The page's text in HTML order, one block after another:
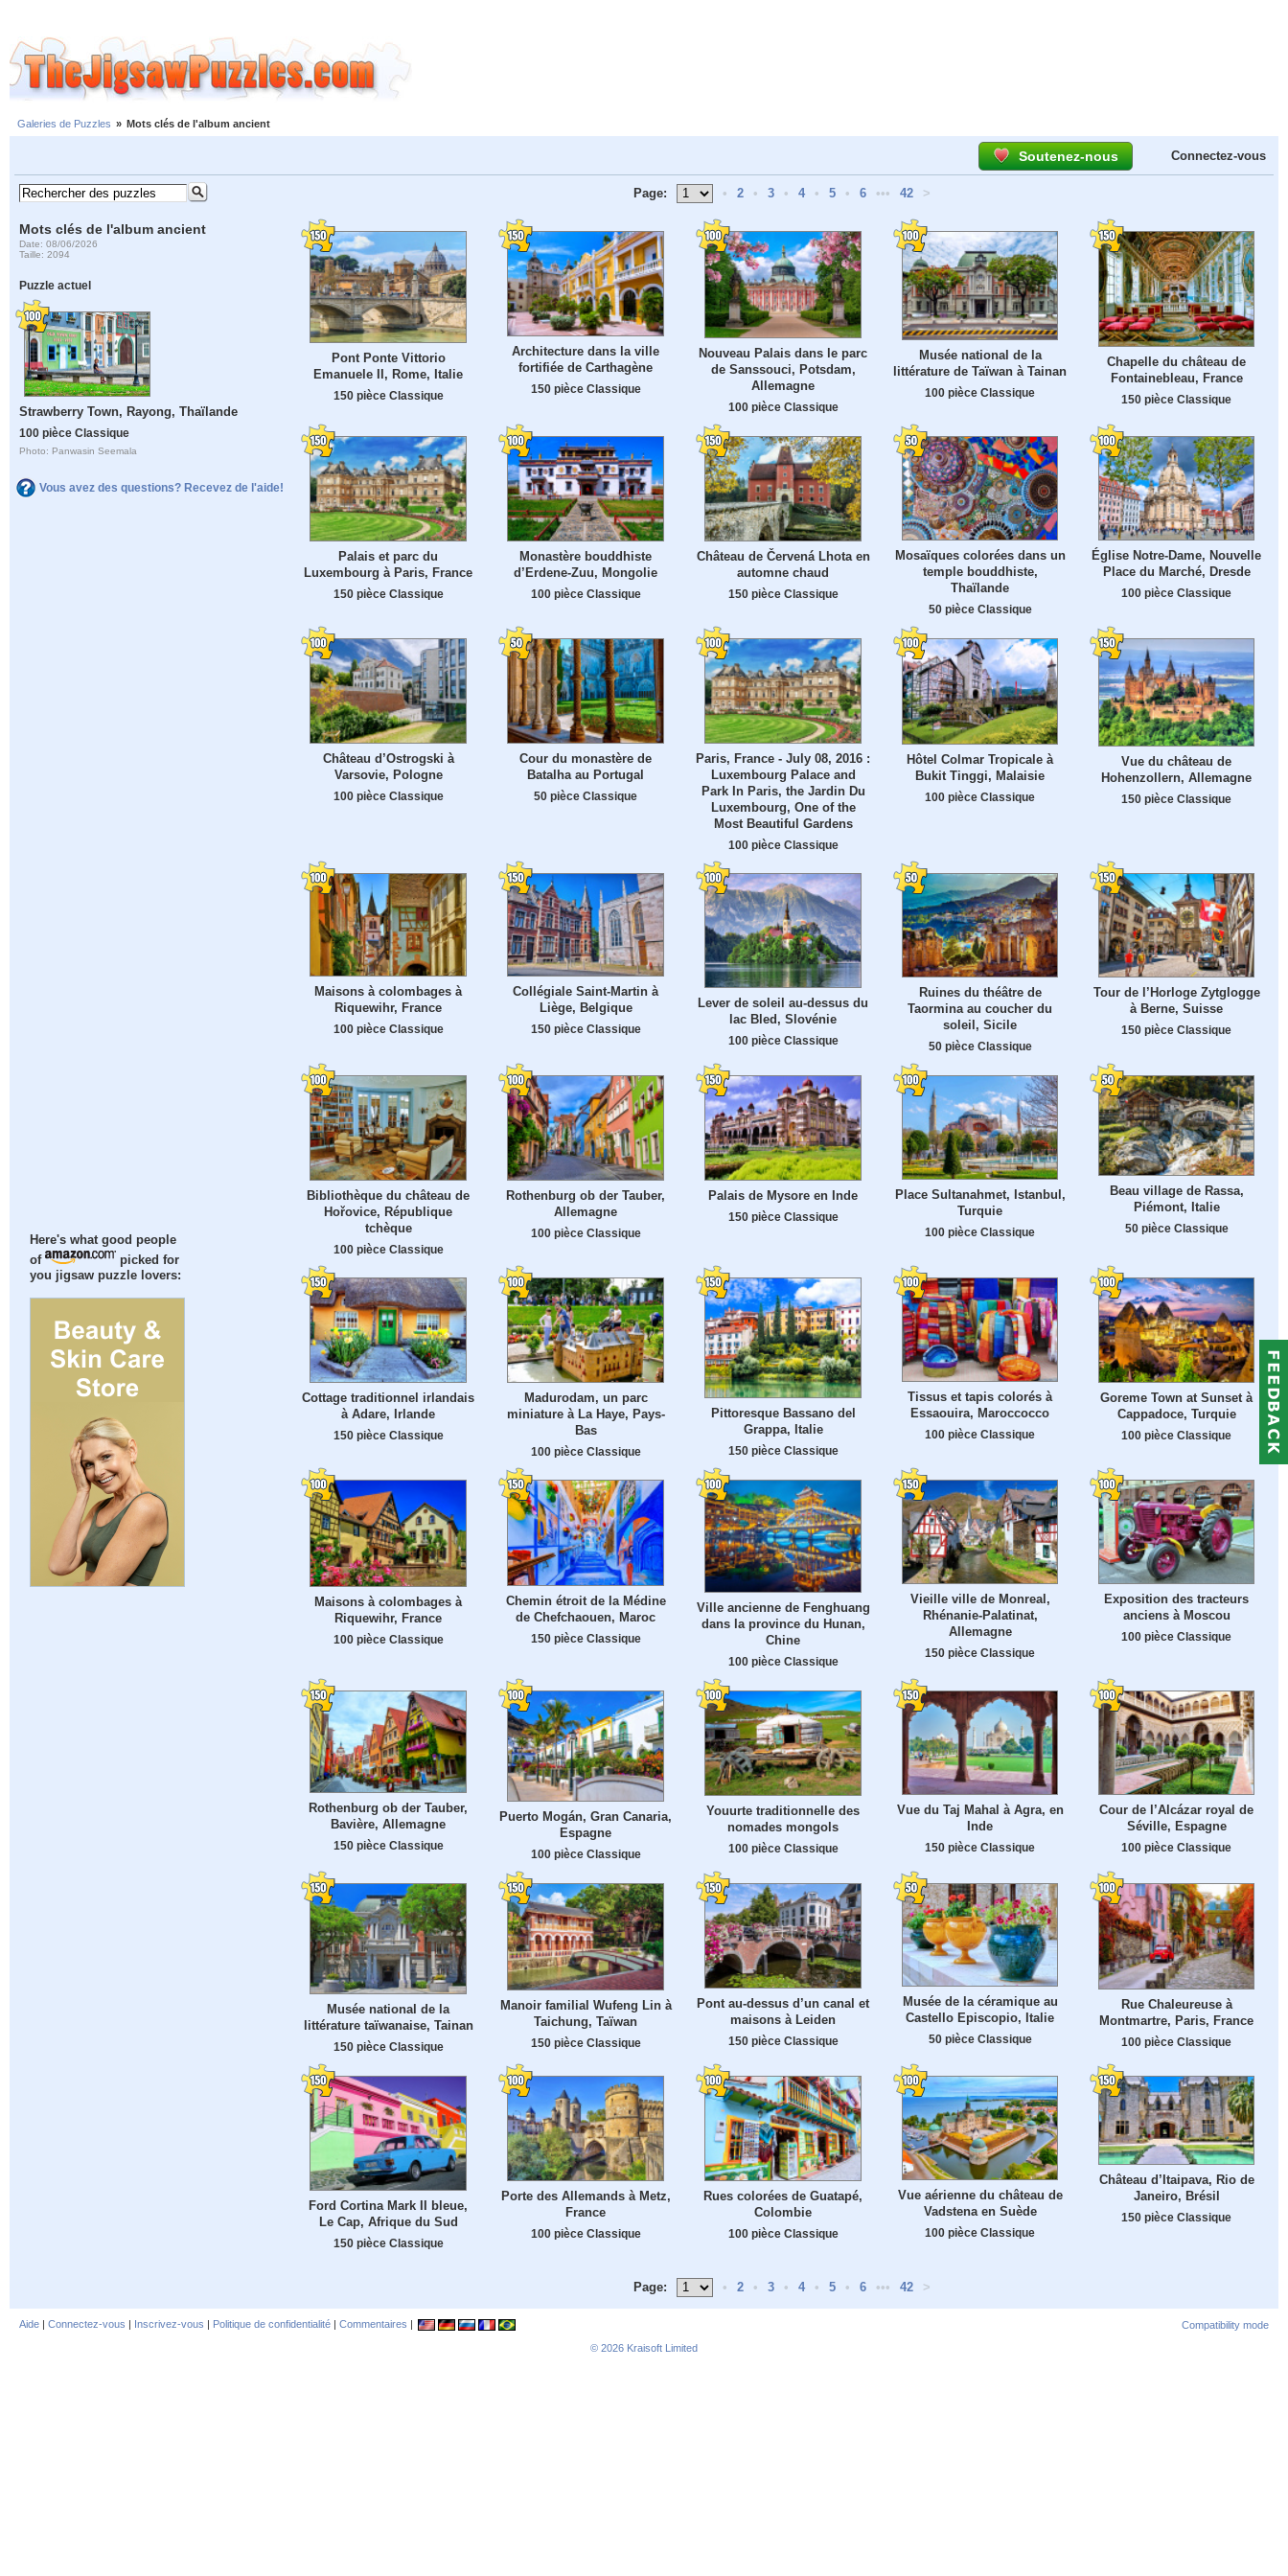
Galeries de Puzzles » Mots clés de l'album ancient
Soutenez-nous Connectez-vous
Mots clés de l'album ancient
Date: 08/06/2026
Taille: 2094
Puzzle actuel
Strawberry Town, Rayong, Thaïlande
100 pièce Classique
Photo: Panwasin Seemala
Vous avez des questions? Recevez de l'aide!
Here's what good people
of
picked for
you jigsaw puzzle lovers:
Page: • 2 • 3 • 4 • 5 • 6 ••• 42 >
Pont Ponte Vittorio
Emanuele II, Rome, Italie
150 pièce Classique
Architecture dans la ville
fortifiée de Carthagène
150 pièce Classique
Nouveau Palais dans le parc
de Sanssouci, Potsdam,
Allemagne
100 pièce Classique
Musée national de la
littérature de Taïwan à Tainan
100 pièce Classique
Chapelle du château de
Fontainebleau, France
150 pièce Classique
Palais et parc du
Luxembourg à Paris, France
150 pièce Classique
Monastère bouddhiste
d’Erdene-Zuu, Mongolie
100 pièce Classique
Château de Červená Lhota en
automne chaud
150 pièce Classique
Mosaïques colorées dans un
temple bouddhiste,
Thaïlande
50 pièce Classique
Église Notre-Dame, Nouvelle
Place du Marché, Dresde
100 pièce Classique
Château d’Ostrogski à
Varsovie, Pologne
100 pièce Classique
Cour du monastère de
Batalha au Portugal
50 pièce Classique
Paris, France - July 08, 2016 :
Luxembourg Palace and
Park In Paris, the Jardin Du
Luxembourg, One of the
Most Beautiful Gardens
100 pièce Classique
Hôtel Colmar Tropicale à
Bukit Tinggi, Malaisie
100 pièce Classique
Vue du château de
Hohenzollern, Allemagne
150 pièce Classique
Maisons à colombages à
Riquewihr, France
100 pièce Classique
Collégiale Saint-Martin à
Liège, Belgique
150 pièce Classique
Lever de soleil au-dessus du
lac Bled, Slovénie
100 pièce Classique
Ruines du théâtre de
Taormina au coucher du
soleil, Sicile
50 pièce Classique
Tour de l’Horloge Zytglogge
à Berne, Suisse
150 pièce Classique
Bibliothèque du château de
Hořovice, République
tchèque
100 pièce Classique
Rothenburg ob der Tauber,
Allemagne
100 pièce Classique
Palais de Mysore en Inde
150 pièce Classique
Place Sultanahmet, Istanbul,
Turquie
100 pièce Classique
Beau village de Rassa,
Piémont, Italie
50 pièce Classique
Cottage traditionnel irlandais
à Adare, Irlande
150 pièce Classique
Madurodam, un parc
miniature à La Haye, Pays-
Bas
100 pièce Classique
Pittoresque Bassano del
Grappa, Italie
150 pièce Classique
Tissus et tapis colorés à
Essaouira, Maroccocco
100 pièce Classique
Goreme Town at Sunset à
Cappadoce, Turquie
100 pièce Classique
Maisons à colombages à
Riquewihr, France
100 pièce Classique
Chemin étroit de la Médine
de Chefchaouen, Maroc
150 pièce Classique
Ville ancienne de Fenghuang
dans la province du Hunan,
Chine
100 pièce Classique
Vieille ville de Monreal,
Rhénanie-Palatinat,
Allemagne
150 pièce Classique
Exposition des tracteurs
anciens à Moscou
100 pièce Classique
Rothenburg ob der Tauber,
Bavière, Allemagne
150 pièce Classique
Puerto Mogán, Gran Canaria,
Espagne
100 pièce Classique
Youurte traditionnelle des
nomades mongols
100 pièce Classique
Vue du Taj Mahal à Agra, en
Inde
150 pièce Classique
Cour de l’Alcázar royal de
Séville, Espagne
100 pièce Classique
Musée national de la
littérature taïwanaise, Tainan
150 pièce Classique
Manoir familial Wufeng Lin à
Taichung, Taïwan
150 pièce Classique
Pont au-dessus d’un canal et
maisons à Leiden
150 pièce Classique
Musée de la céramique au
Castello Episcopio, Italie
50 pièce Classique
Rue Chaleureuse à
Montmartre, Paris, France
100 pièce Classique
Ford Cortina Mark II bleue,
Le Cap, Afrique du Sud
150 pièce Classique
Porte des Allemands à Metz,
France
100 pièce Classique
Rues colorées de Guatapé,
Colombie
100 pièce Classique
Vue aérienne du château de
Vadstena en Suède
100 pièce Classique
Château d’Itaipava, Rio de
Janeiro, Brésil
150 pièce Classique
Page: • 2 • 3 • 4 • 5 • 6 ••• 42 >
Aide | Connectez-vous | Inscrivez-vous | Politique de confidentialité | Commentaires |
Compatibility mode
© 2026 Kraisoft Limited